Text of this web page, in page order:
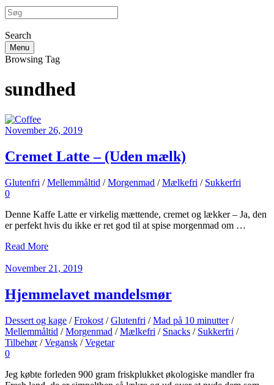
Search
Menu
Browsing Tag
sundhed
November 26, 2019
Cremet Latte – (Uden mælk)
Glutenfri /Mellemmåltid /Morgenmad /Mælkefri / Sukkerfri
0
Denne Kaffe Latte er virkelig mættende, cremet og lækker – Ja, den
er perfekt hvis du ikke er ret god til at spise morgenmad om …
Read More
November 21, 2019
Hjemmelavet mandelsmør
Dessert og kage /Frokost /Glutenfri /Mad på 10 minutter/
Mellemmåltid /Morgenmad /Mælkefri / Snacks / Sukkerfri /
Tilbehør/Vegansk /Vegetar
0
Jeg købte forleden 900 gram friskplukket økologiske mandler fra